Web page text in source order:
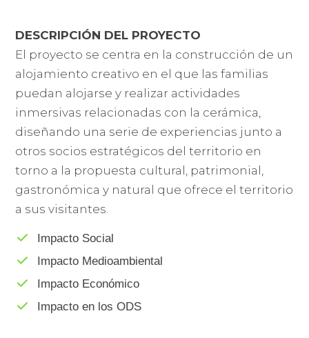
DESCRIPCIÓN DEL PROYECTO
El proyecto se centra en la construcción de un
alojamiento creativo en el que las familias
puedan alojarse y realizar actividades
inmersivas relacionadas con la cerámica,
diseñando una serie de experiencias junto a
otros socios estratégicos del territorio en
torno a la propuesta cultural, patrimonial,
gastronómica y natural que ofrece el territorio
a sus visitantes.
Impacto Social
Impacto Medioambiental
Impacto Económico
Impacto en los ODS